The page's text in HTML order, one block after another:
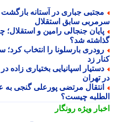
جباری در آستانه بازگشت به
سابق استقلال
جنجالی رامین و استقلال؛ چرا
شد؟
بارسلونا را انتخاب کرد؛
زد
اسپانیایی بختیاری زاده در
تهران
مرتضی پورعلی گنجی به
چیست؟
ویژهرونگار